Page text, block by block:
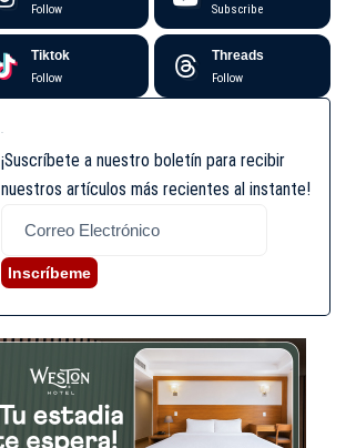
Follow Subscribe
Tiktok
Follow
Threads
Follow
¡Suscríbete a nuestro boletín para recibir
nuestros artículos más recientes al instante!
Inscríbeme